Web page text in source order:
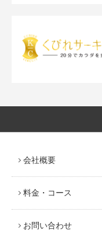
会社概要
料金・コース
お問い合わせ